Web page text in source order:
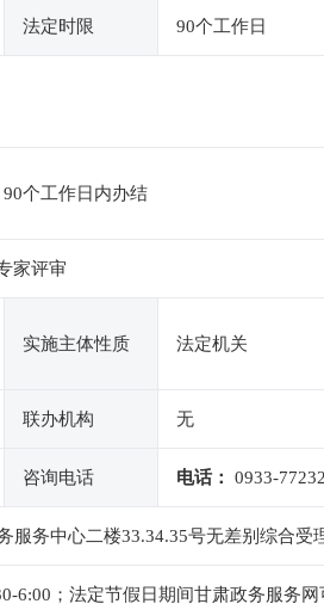
法定时限 90个工作日
个工作日内办结
家评审
实施主体性质 法定机关
联办机构 无
咨询电话 电话： 0933-
服务中心二楼33.34.35号无差别综合受
6:00；法定节假日期间甘肃政务服务网